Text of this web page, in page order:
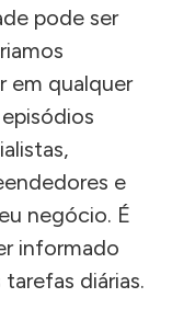
pode ser
em qualquer
e
negócio. É
informado
diárias.